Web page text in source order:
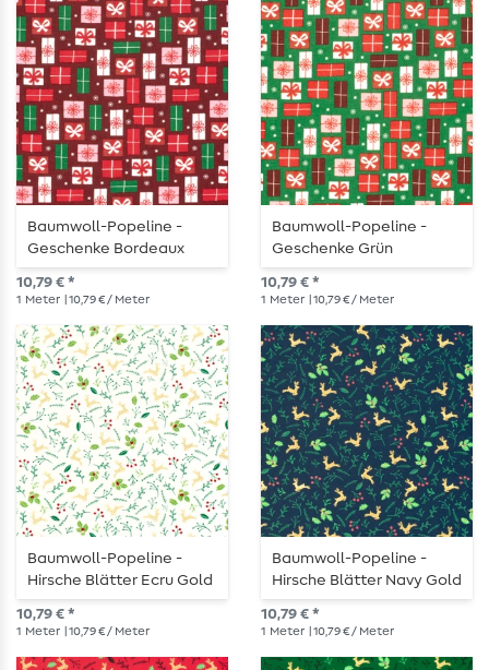
Baumwoll-Popeline -
Geschenke Bordeaux
10,79 € *
1 Meter | 10,79 € / Meter
Baumwoll-Popeline -
Geschenke Grün
10,79 € *
1 Meter | 10,79 € / Meter
Baumwoll-Popeline -
Hirsche Blätter Ecru Gold
10,79 € *
1 Meter | 10,79 € / Meter
Baumwoll-Popeline -
Hirsche Blätter Navy Gold
10,79 € *
1 Meter | 10,79 € / Meter